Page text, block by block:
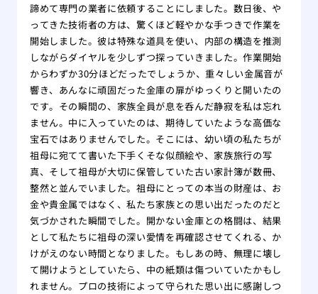
諦めて専門の業者に依頼することにしました。数日後、や
ってきた技術者の方は、驚くほど軽やかな手つきで作業を
開始しました。彼は特殊な道具を使い、内部の構造を推測
しながらダイヤルを少しずつ探っていきました。作業開始
からわずか30分ほどだったでしょうか、重々しい金属音が
響き、あんなに頑固だった金庫の扉がゆっくりと開いたの
です。その瞬間の、家族全員が息を呑んだ静寂を私は忘れ
ません。中に入っていたのは、期待していたような高価な
宝石ではありませんでした。そこには、幼い頃の私たちが
祖母に宛てて書いた下手くそな似顔絵や、家族旅行の写
真、そして祖母が大切に保管していた古い家計簿が数冊、
整然と並んでいました。祖母にとっての本当の財産は、お
金や貴金属ではなく、私たち家族との思い出だったのだと
気づかされた瞬間でした。開かない金庫との格闘は、結果
として私たちに祖母の深い愛情を再確認させてくれる、か
けがえのない時間となりました。もしあの時、無理に壊し
て開けようとしていたら、中の紙類は傷ついていたかもし
れません。プロの技術によって守られた思い出に感謝しつ